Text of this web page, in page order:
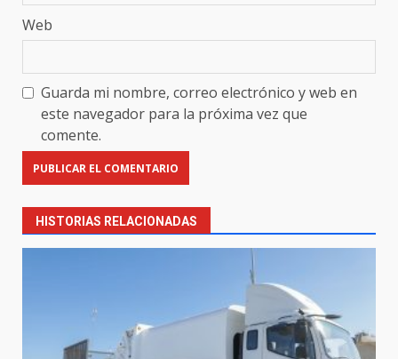
Web
Guarda mi nombre, correo electrónico y web en
este navegador para la próxima vez que
comente.
HISTORIAS RELACIONADAS